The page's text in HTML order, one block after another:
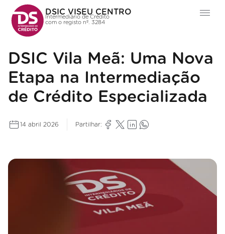
DSIC VISEU CENTRO
Intermediário de Crédito
com o registo nº. 3284
DSIC Vila Meã: Uma Nova
Etapa na Intermediação
de Crédito Especializada
14 abril 2026 Partilhar: